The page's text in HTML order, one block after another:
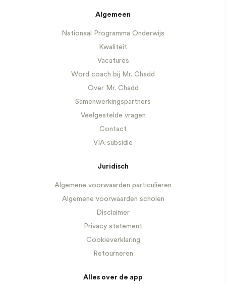
Algemeen
Nationaal Programma Onderwijs
Kwaliteit
Vacatures
Word coach bij Mr. Chadd
Over Mr. Chadd
Samenwerkingspartners
Veelgestelde vragen
Contact
VIA subsidie
Juridisch
Algemene voorwaarden particulieren
Algemene voorwaarden scholen
Disclaimer
Privacy statement
Cookieverklaring
Retourneren
Alles over de app